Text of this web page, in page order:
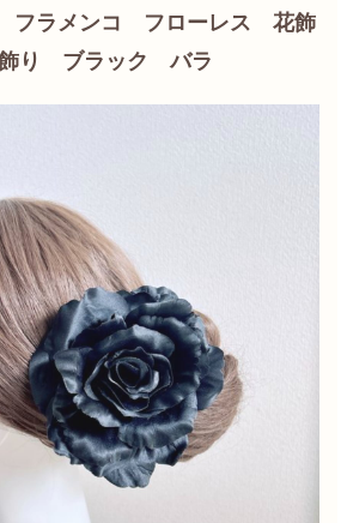
ラメンコ フローレス 花飾
り ブラック バラ